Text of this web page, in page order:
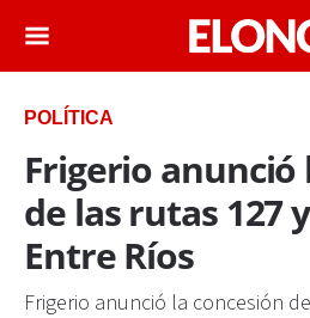
POLÍTICA
Frigerio anunció
de las rutas 127
Entre Ríos
Frigerio anunció la concesión